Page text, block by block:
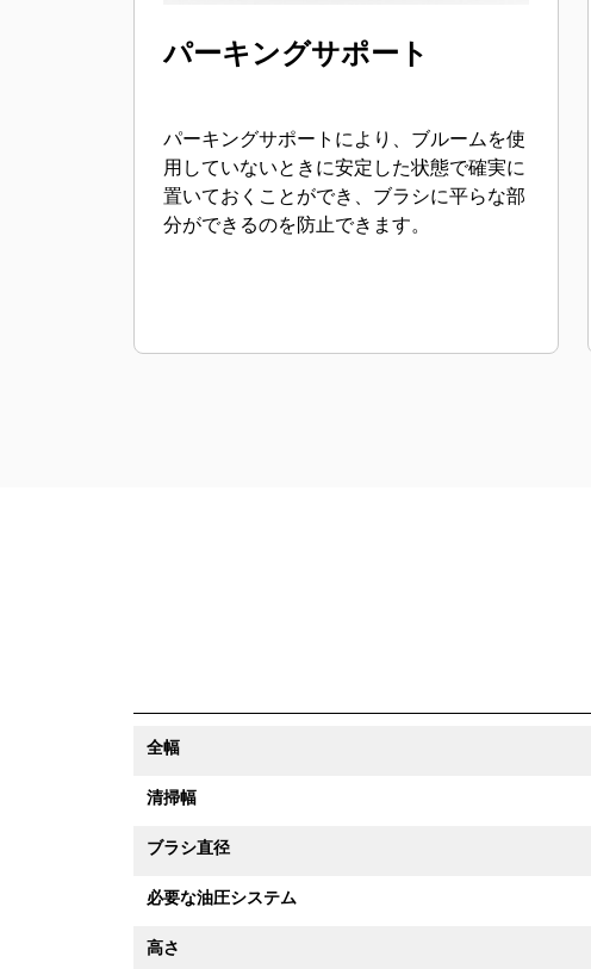
パーキングサポート
パーキングサポートにより、ブルームを使
用していないときに安定した状態で確実に
置いておくことができ、ブラシに平らな部
分ができるのを防止できます。
全幅
清掃幅
ブラシ直径
必要な油圧システム
高さ